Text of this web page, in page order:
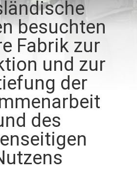
besuchten
Fabrik zur
und zur
der
des